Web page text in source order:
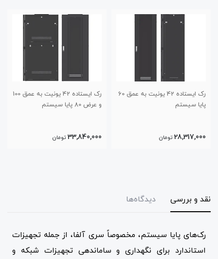
رک ایستاده 42 یونیت به عمق 60
پایا سیستم
28,317,000 تومان
رک ایستاده 42 یونیت به عمق 100
و عرض 80 پایا سیستم
33,840,000 تومان
نقد و بررسی دیدگاه‌ها
رک‌های پایا سیستم، مخصوصاً سری آلفا، از جمله تجهیزات
استاندارد برای نگهداری و ساماندهی تجهیزات شبکه و